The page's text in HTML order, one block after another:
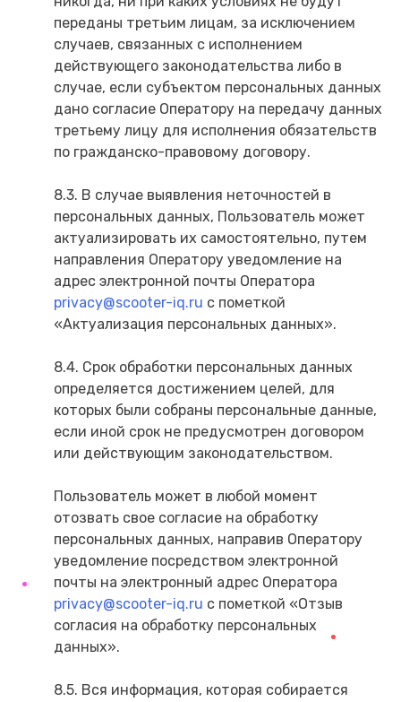
переданы третьим лицам, за исключением
случаев, связанных с исполнением
действующего законодательства либо в
случае, если субъектом персональных данных
дано согласие Оператору на передачу данных
третьему лицу для исполнения обязательств
по гражданско-правовому договору.
8.3. В случае выявления неточностей в
персональных данных, Пользователь может
актуализировать их самостоятельно, путем
направления Оператору уведомление на
адрес электронной почты Оператора
privacy@scooter-iq.ru с пометкой
«Актуализация персональных данных».
8.4. Срок обработки персональных данных
определяется достижением целей, для
которых были собраны персональные данные,
если иной срок не предусмотрен договором
или действующим законодательством.
Пользователь может в любой момент
отозвать свое согласие на обработку
персональных данных, направив Оператору
уведомление посредством электронной
почты на электронный адрес Оператора
privacy@scooter-iq.ru с пометкой «Отзыв
согласия на обработку персональных
данных».
8.5. Вся информация, которая собирается